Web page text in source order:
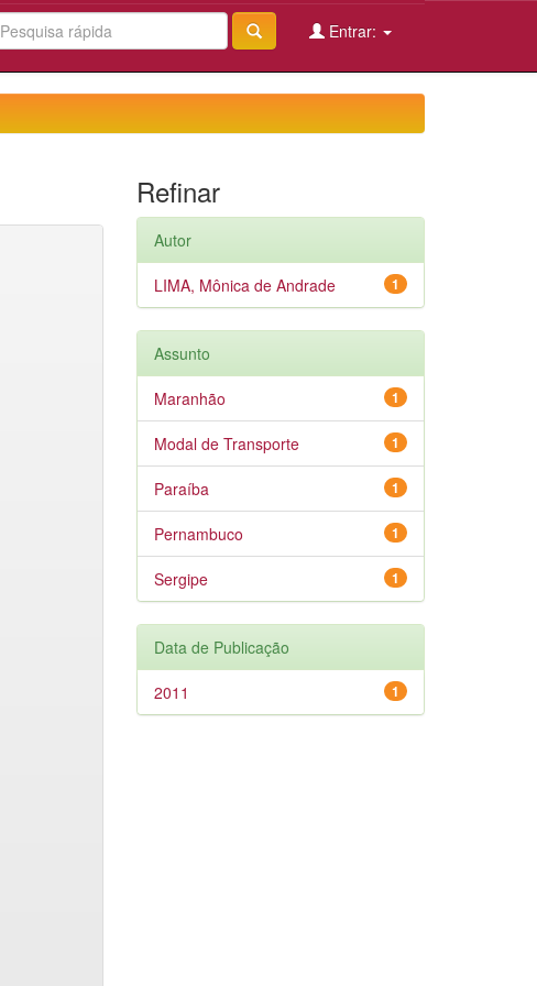
Entrar:
Refinar
Autor
1
LIMA, Mônica de Andrade
Assunto
1
Maranhão
1
Modal de Transporte
1
Paraíba
1
Pernambuco
1
Sergipe
Data de Publicação
1
2011